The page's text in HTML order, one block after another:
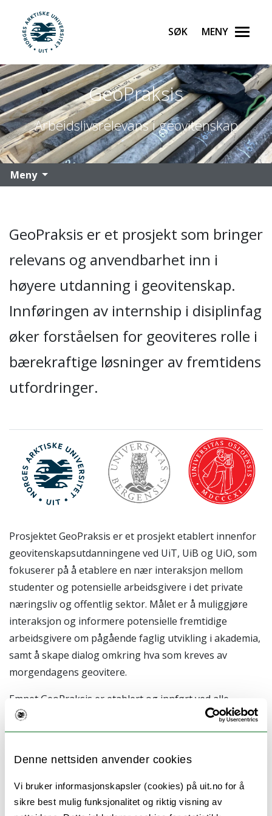
Denne nettsiden anvender cookies
Vi bruker informasjonskapsler (cookies) på uit.no for å
sikre best mulig funksjonalitet og riktig visning av
Gå til hovedinnhold
UiT Norges arktiske universitet
Søk Meny
GeoPraksis
Arbeidslivsrelevans i geovitenskap
Meny
GeoPraksis er et prosjekt som bringer
relevans og anvendbarhet inn i
høyere utdanning i geovitenskap.
Innføringen av internship i disiplinfag
øker forståelsen for geoviteres rolle i
bærekraftige løsninger av fremtidens
utfordringer.
Prosjektet GeoPraksis er et prosjekt etablert innenfor
geovitenskapsutdanningene ved UiT, UiB og UiO, som
fokuserer på å etablere en nær interaksjon mellom
studenter og potensielle arbeidsgivere i det private
næringsliv og offentlig sektor. Målet er å muliggjøre
interaksjon og informere potensielle fremtidige
arbeidsgivere om pågående faglig utvikling i akademia,
samt å skape dialog omkring hva som kreves av
morgendagens geovitere.
Emnet GeoPraksis er etablert og innført ved alle
institusjonene, og skal gi studentene en nærmere
kontakt med potensielle fremtidige arbeidsgivere, i
engasjerestudenten med muligheten om å oppleve
problemløsning av reelle utfordringer i en annen
kontekst enn på universitetene. Dette vil gi studentene